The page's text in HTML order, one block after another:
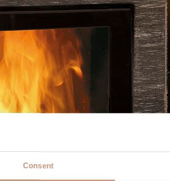
Consent